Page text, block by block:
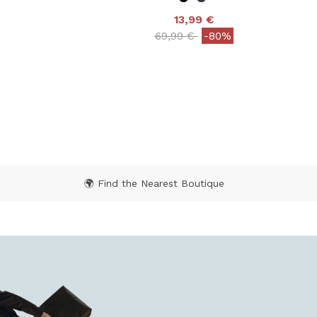
13,99 €
Price reduced from
69,99 €to-80%
🌍 Find the Nearest Boutique